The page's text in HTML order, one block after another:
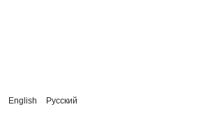
English Русский